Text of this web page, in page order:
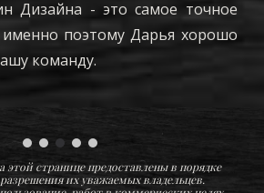
Дизайна - это самое точное
поэтому Дарья хорошо
команду.
этой странице предоставлены в порядке
их уважаемых владельцев.